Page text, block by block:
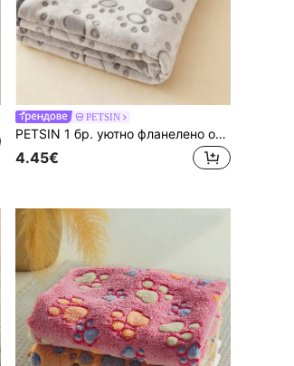
PETSIN
PETSIN 1 бр. уютно фланелено одеяло за домашни любимци с отпечатъци от лапи - мека топла постелка за кучешко легло за малки, средни кучета и кученца, постелка за диван, коледни подаръци за любителите на домашни любимци
4.45€